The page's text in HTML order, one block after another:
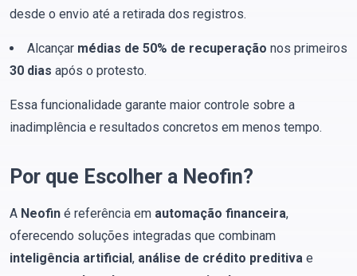
desde o envio até a retirada dos registros.
Alcançar médias de 50% de recuperação nos primeiros
30 dias após o protesto.
Essa funcionalidade garante maior controle sobre a
inadimplência e resultados concretos em menos tempo.
Por que Escolher a Neofin?
A Neofin é referência em automação financeira,
oferecendo soluções integradas que combinam
inteligência artificial, análise de crédito preditiva e